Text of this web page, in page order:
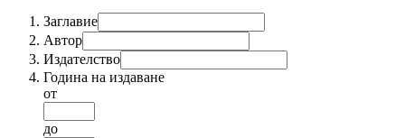
Заглавие
Автор
Издателство
Година на издаване
от
до